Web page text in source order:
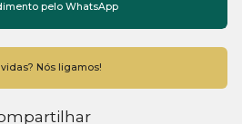
pelo WhatsApp
Nós ligamos!